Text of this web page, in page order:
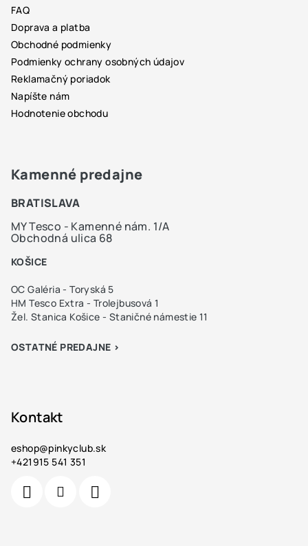
FAQ
Doprava a platba
Obchodné podmienky
Podmienky ochrany osobných údajov
Reklamačný poriadok
Napíšte nám
Hodnotenie obchodu
Kamenné predajne
BRATISLAVA
MY Tesco - Kamenné nám. 1/A
Obchodná ulica 68
KOŠICE
OC Galéria - Toryská 5
HM Tesco Extra - Trolejbusová 1
Žel. Stanica Košice - Staničné námestie 11
OSTATNÉ PREDAJNE >
Kontakt
eshop@pinkyclub.sk
+421915 541 351